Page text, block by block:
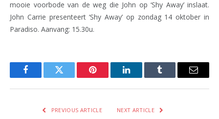
mooie voorbode van de weg die John op ‘Shy Away’ inslaat.
John Carrie presenteert ‘Shy Away’ op zondag 14 oktober in
Paradiso. Aanvang: 15.30u.
FacebookTwitter Pinterest LinkedInTumblr Email
PREVIOUS ARTICLE NEXT ARTICLE